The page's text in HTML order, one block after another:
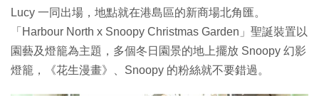
Lucy 一同出場，地點就在港島區的新商場北角匯。
「Harbour North x Snoopy Christmas Garden」聖誕裝置以
園藝及燈籠為主題，多個冬日園景的地上擺放 Snoopy 幻影
燈籠，《花生漫畫》、Snoopy 的粉絲就不要錯過。